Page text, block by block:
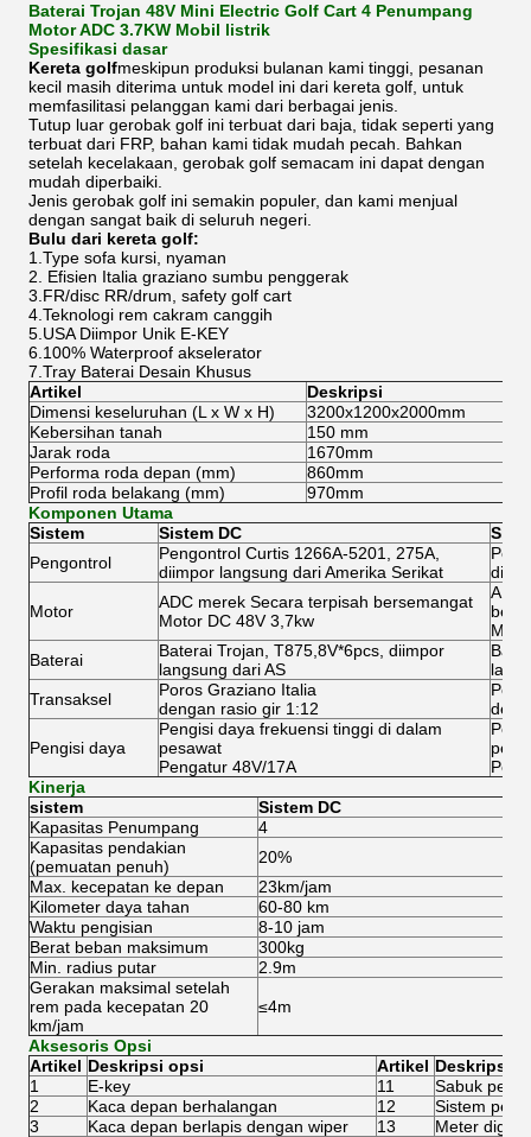
Baterai Trojan 48V Mini Electric Golf Cart 4 Penumpang
Motor ADC 3.7KW Mobil listrik
Spesifikasi dasar
Kereta golfmeskipun produksi bulanan kami tinggi, pesanan
kecil masih diterima untuk model ini dari kereta golf, untuk
memfasilitasi pelanggan kami dari berbagai jenis.
Tutup luar gerobak golf ini terbuat dari baja, tidak seperti yang
terbuat dari FRP, bahan kami tidak mudah pecah. Bahkan
setelah kecelakaan, gerobak golf semacam ini dapat dengan
mudah diperbaiki.
Jenis gerobak golf ini semakin populer, dan kami menjual
dengan sangat baik di seluruh negeri.
Bulu dari kereta golf:
1.Type sofa kursi, nyaman
2. Efisien Italia graziano sumbu penggerak
3.FR/disc RR/drum, safety golf cart
4.Teknologi rem cakram canggih
5.USA Diimpor Unik E-KEY
6.100% Waterproof akselerator
7.Tray Baterai Desain Khusus
Artikel
Deskripsi
Dimensi keseluruhan (L x W x H)
3200x1200x2000mm
Kebersihan tanah
150 mm
Jarak roda
1670mm
Performa roda depan (mm)
860mm
Profil roda belakang (mm)
970mm
Komponen Utama
Sistem
Sistem DC
Pengontrol
Pengontrol Curtis 1266A-5201, 275A,
diimpor langsung dari Amerika Serikat
Motor
ADC merek Secara terpisah bersemangat
Motor DC 48V 3,7kw
ADC
Baterai
Baterai Trojan, T875,8V*6pcs, diimpor
langsung dari AS
Transaksel
Poros Graziano Italia
dengan rasio gir 1:12
Pengisi daya
Pengisi daya frekuensi tinggi di dalam
pesawat
Pengatur 48V/17A
Kinerja
sistem
Sistem DC
Kapasitas Penumpang
4
Kapasitas pendakian
(pemuatan penuh)
20%
Max. kecepatan ke depan
23km/jam
Kilometer daya tahan
60-80 km
Waktu pengisian
8-10 jam
Berat beban maksimum
300kg
Min. radius putar
2.9m
Gerakan maksimal setelah
rem pada kecepatan 20
km/jam
≤4m
Aksesoris Opsi
Artikel Deskripsi opsi Artikel Deskripsi
1
E-key 11
Sabuk
2
Kaca depan berhalangan 12
Sistem
3
Kaca depan berlapis dengan wiper 13 Meter digital